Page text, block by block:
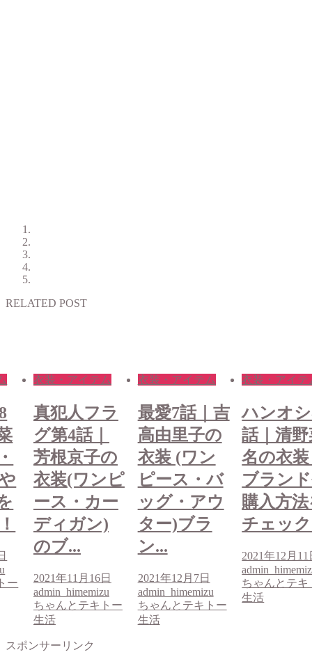
RELATED POST
衣装・アイテム
最愛7話｜吉
高由里子の
衣装 (ワン
ピース・バ
ッグ・アウ
ター)ブラ
ン...
2021年12月7日
admin_himemizu
ちゃんとテキトー
生活
衣装・アイテム
ハンオシ8
話｜清野菜
名の衣装・
ブランドや
購入方法を
チェック！
2021年12月11日
ちゃんとテキトー
生活
衣装・アイテ
真犯人
グ第4話
芳根京
衣装(ワ
ース・
ディガ
のブ...
2021年11月16
ちゃんとテキ
スポンサーリンク